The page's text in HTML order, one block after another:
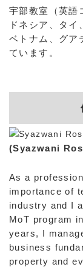
宇部教室（英語
ドネシア、タイ、
ベトナム、グア
ています。
(Syazwani
As a
importance of
industry and I
MoT program
years, I
business
property and